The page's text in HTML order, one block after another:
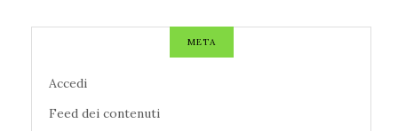
META
Accedi
Feed dei contenuti